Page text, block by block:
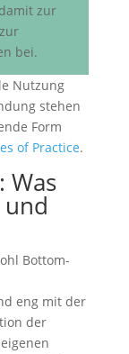
zur
bei.
Nutzung
stehen
Form
of Practice.
Was
Bottom-
eng mit der
der